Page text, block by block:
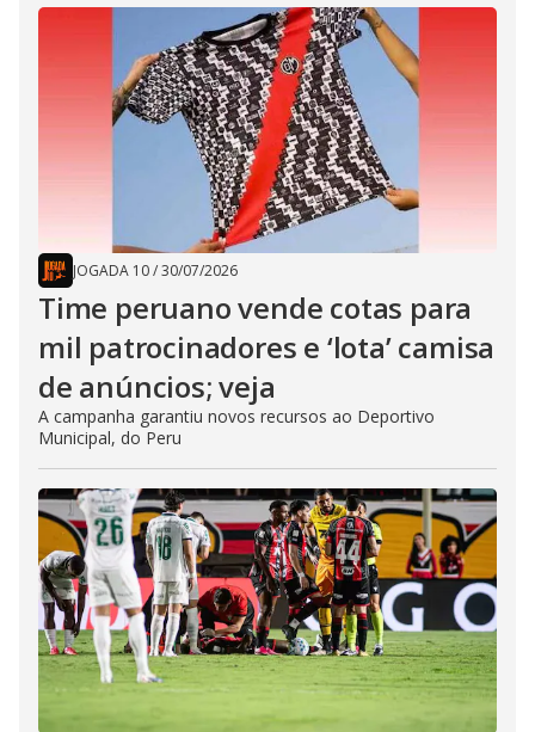
JOGADA 10/30/07/2026
Time peruano vende cotas para
mil patrocinadores e ‘lota’ camisa
de anúncios; veja
A campanha garantiu novos recursos ao Deportivo
Municipal, do Peru